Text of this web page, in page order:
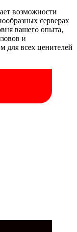
возможности
серверах
вашего опыта,
и
для всех ценителей